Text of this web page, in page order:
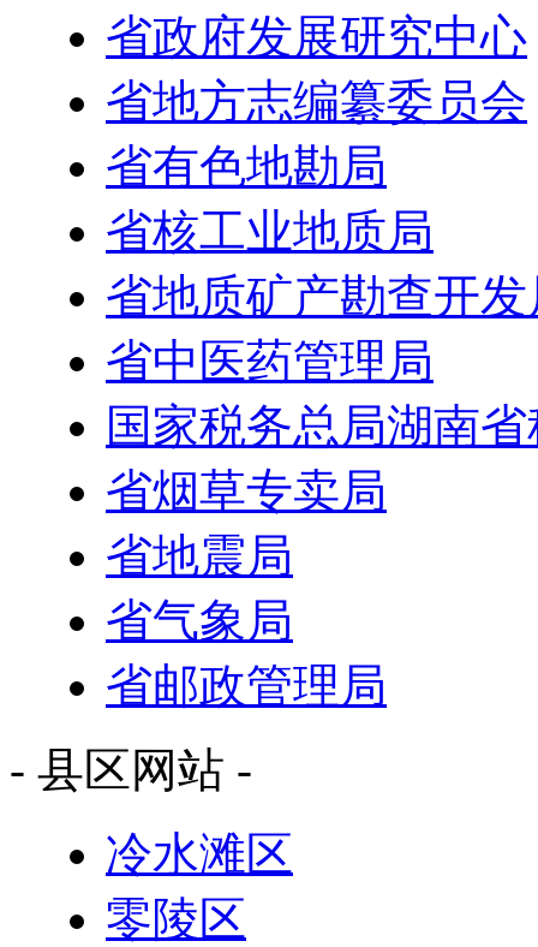
省政府发展研究中心
省地方志编纂委员会
省有色地勘局
省核工业地质局
省地质矿产勘查开发
省中医药管理局
国家税务总局湖南
省烟草专卖局
省地震局
省气象局
省邮政管理局
- 县区网站 -
冷水滩区
零陵区